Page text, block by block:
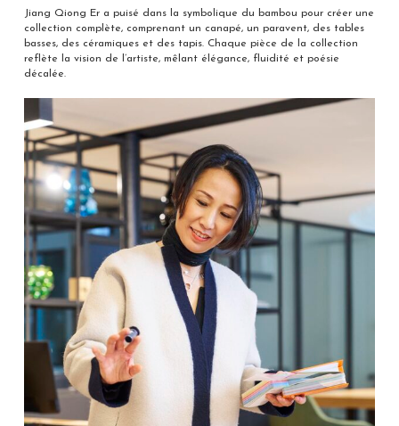
Jiang Qiong Er a puisé dans la symbolique du bambou pour créer une
collection complète, comprenant un canapé, un paravent, des tables
basses, des céramiques et des tapis. Chaque pièce de la collection
reflète la vision de l’artiste, mêlant élégance, fluidité et poésie
décalée.